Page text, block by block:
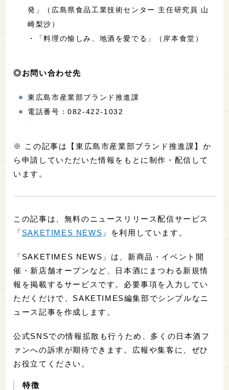
発」（広島県食品工業技術センター 主任研究員 山
崎梨沙）
・「料理の愉しみ、地酒を愛でる」（岸本食堂）
◎お問い合わせ先
東広島市産業部ブランド推進課
電話番号：082-422-1032
※ この記事は【東広島市産業部ブランド推進課】か
ら申請していただいた情報をもとに制作・配信して
います。
この記事は、無料のニュースリリース配信サービス
「 SAKETIMES NEWS 」を利用しています。
「SAKETIMES NEWS」は、新商品・イベント開
催・新店舗オープンなど、日本酒にまつわる新規情
報を掲載するサービスです。必要事項を入力してい
ただくだけで、SAKETIMES編集部でシンプルなニ
ュース記事を作成します。
公式SNSでの情報拡散も行うため、多くの日本酒フ
ァンへの訴求が期待できます。広報や集客に、ぜひ
お役立てください。
特徴